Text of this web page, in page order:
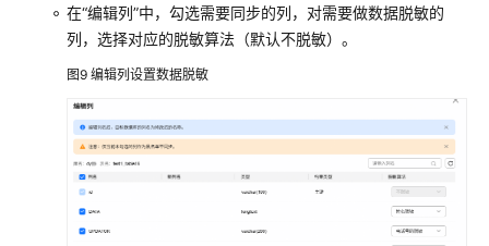
在“编辑列”中，勾选需要同步的列，对需要做数据脱敏的
列，选择对应的脱敏算法（默认不脱敏）。
图9 编辑列设置数据脱敏